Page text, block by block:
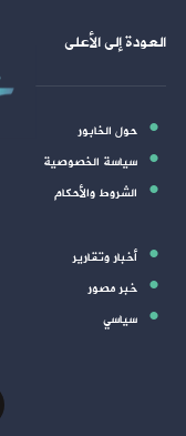
العودة إلى الأعلى
حول الخابور
سياسة الخصوصية
الشروط والأحكام
أخبار وتقارير
خبر مصور
سياسي